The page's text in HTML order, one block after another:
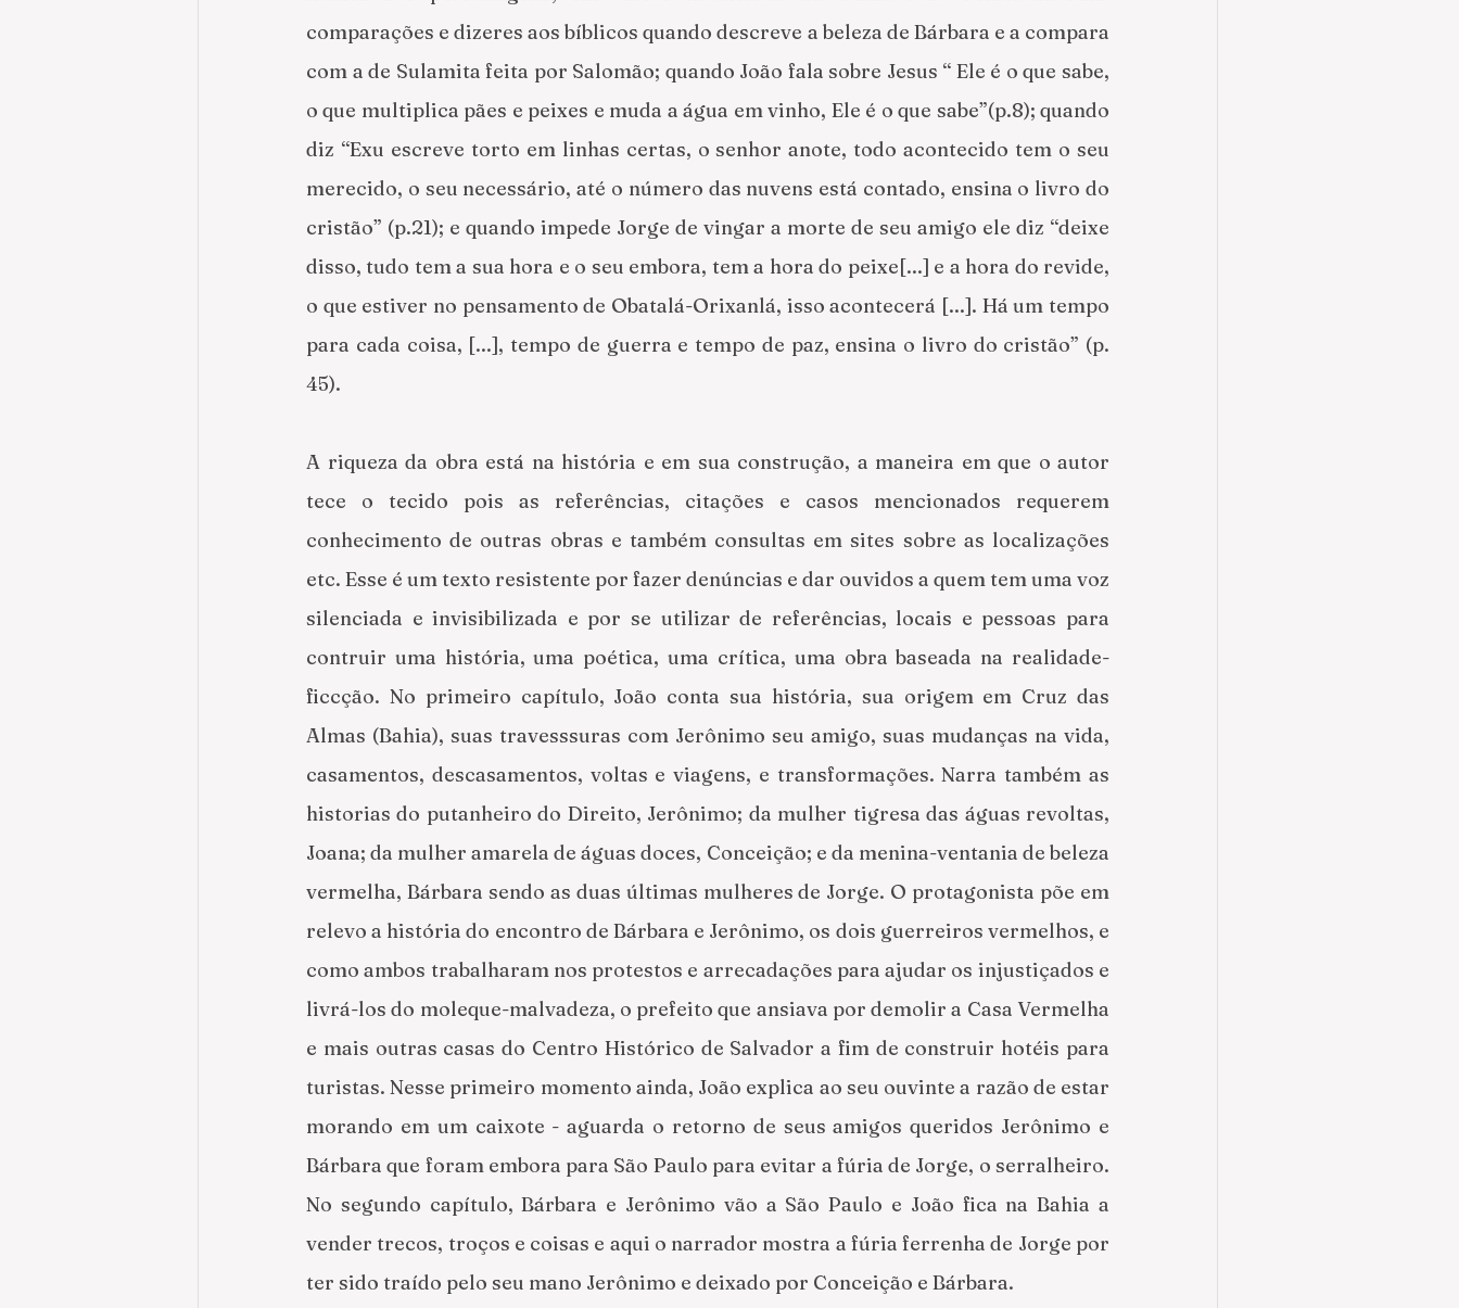
comparações e dizeres aos bíblicos quando descreve a beleza de Bárbara e a compara
com a de Sulamita feita por Salomão; quando João fala sobre Jesus “ Ele é o que sabe,
o que multiplica pães e peixes e muda a água em vinho, Ele é o que sabe”(p.8); quando
diz “Exu escreve torto em linhas certas, o senhor anote, todo acontecido tem o seu
merecido, o seu necessário, até o número das nuvens está contado, ensina o livro do
cristão” (p.21); e quando impede Jorge de vingar a morte de seu amigo ele diz “deixe
disso, tudo tem a sua hora e o seu embora, tem a hora do peixe[...] e a hora do revide,
o que estiver no pensamento de Obatalá-Orixanlá, isso acontecerá [...]. Há um tempo
para cada coisa, [...], tempo de guerra e tempo de paz, ensina o livro do cristão” (p.
45).
A riqueza da obra está na história e em sua construção, a maneira em que o autor
tece o tecido pois as referências, citações e casos mencionados requerem
conhecimento de outras obras e também consultas em sites sobre as localizações
etc. Esse é um texto resistente por fazer denúncias e dar ouvidos a quem tem uma voz
silenciada e invisibilizada e por se utilizar de referências, locais e pessoas para
contruir uma história, uma poética, uma crítica, uma obra baseada na realidade-
ficcção. No primeiro capítulo, João conta sua história, sua origem em Cruz das
Almas (Bahia), suas travesssuras com Jerônimo seu amigo, suas mudanças na vida,
casamentos, descasamentos, voltas e viagens, e transformações. Narra também as
historias do putanheiro do Direito, Jerônimo; da mulher tigresa das águas revoltas,
Joana; da mulher amarela de águas doces, Conceição; e da menina-ventania de beleza
vermelha, Bárbara sendo as duas últimas mulheres de Jorge. O protagonista põe em
relevo a história do encontro de Bárbara e Jerônimo, os dois guerreiros vermelhos, e
como ambos trabalharam nos protestos e arrecadações para ajudar os injustiçados e
livrá-los do moleque-malvadeza, o prefeito que ansiava por demolir a Casa Vermelha
e mais outras casas do Centro Histórico de Salvador a fim de construir hotéis para
turistas. Nesse primeiro momento ainda, João explica ao seu ouvinte a razão de estar
morando em um caixote - aguarda o retorno de seus amigos queridos Jerônimo e
Bárbara que foram embora para São Paulo para evitar a fúria de Jorge, o serralheiro.
No segundo capítulo, Bárbara e Jerônimo vão a São Paulo e João fica na Bahia a
vender trecos, troços e coisas e aqui o narrador mostra a fúria ferrenha de Jorge por
ter sido traído pelo seu mano Jerônimo e deixado por Conceição e Bárbara.